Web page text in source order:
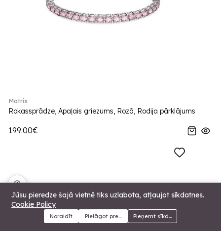
Menu Kategorijas Meklēt Grozs
Matrix
Rokassprādze, Apaļais griezums, Rozā, Rodija pārklājums
199.00€
Jūsu pieredze šajā vietnē tiks uzlabota, atļaujot sīkdatnes.
Cookie Policy
Noraidīt Pielāgot preferencesPieņemt sīkdatnes
🍪